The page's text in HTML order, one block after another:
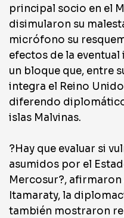
principal socio en el
disimularon su
micrófono su
efectos de la
un bloque que, entre
integra el Reino
diferendo
islas Malvinas.
?Hay que evaluar si
asumidos por el
Mercosur?, afirmaron
Itamaraty, la
también mostraron